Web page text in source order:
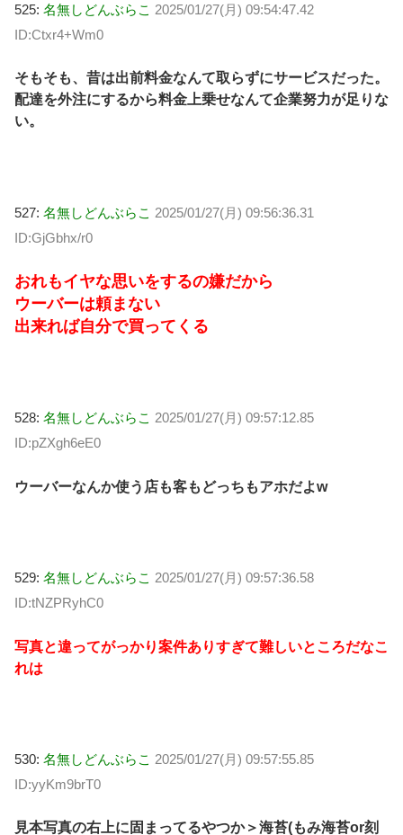
525: 名無しどんぶらこ 2025/01/27(月) 09:54:47.42
ID:Ctxr4+Wm0
そもそも、昔は出前料金なんて取らずにサービスだった。
配達を外注にするから料金上乗せなんて企業努力が足りな
い。
527: 名無しどんぶらこ 2025/01/27(月) 09:56:36.31
ID:GjGbhx/r0
おれもイヤな思いをするの嫌だから
ウーバーは頼まない
出来れば自分で買ってくる
528: 名無しどんぶらこ 2025/01/27(月) 09:57:12.85
ID:pZXgh6eE0
ウーバーなんか使う店も客もどっちもアホだよw
529: 名無しどんぶらこ 2025/01/27(月) 09:57:36.58
ID:tNZPRyhC0
写真と違ってがっかり案件ありすぎて難しいところだなこ
れは
530: 名無しどんぶらこ 2025/01/27(月) 09:57:55.85
ID:yyKm9brT0
見本写真の右上に固まってるやつか＞海苔(もみ海苔or刻